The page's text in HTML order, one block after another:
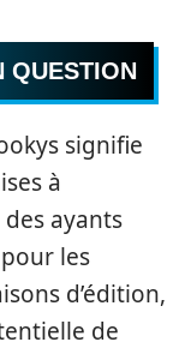
QUESTION
signifie
à
ayants
les
d’édition,
de